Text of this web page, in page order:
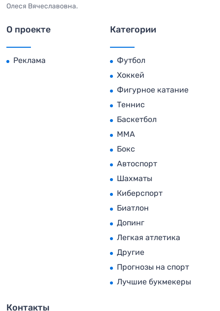
Олеся Вячеславовна.
О проекте
Реклама
Категории
Футбол
Хоккей
Фигурное катание
Теннис
Баскетбол
MMA
Бокс
Автоспорт
Шахматы
Киберспорт
Биатлон
Допинг
Легкая атлетика
Другие
Прогнозы на спорт
Лучшие букмекеры
Контакты